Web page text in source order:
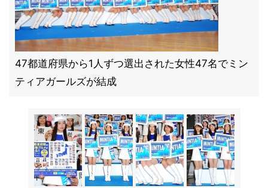
47都道府県から1人ずつ選出された女性47名でミン
ティアガールズが結成